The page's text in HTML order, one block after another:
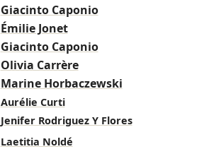
Giacinto Caponio
Émilie Jonet
Giacinto Caponio
Olivia Carrère
Marine Horbaczewski
Aurélie Curti
Jenifer Rodriguez Y Flores
Laetitia Noldé